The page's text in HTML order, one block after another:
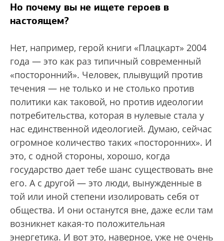
Но почему вы не ищете героев в
настоящем?
Нет, например, герой книги «Плацкарт» 2004
года — это как раз типичный современный
«посторонний». Человек, плывущий против
течения — не только и не столько против
политики как таковой, но против идеологии
потребительства, которая в нулевые стала у
нас единственной идеологией. Думаю, сейчас
огромное количество таких «посторонних». И
это, с одной стороны, хорошо, когда
государство дает тебе шанс существовать вне
его. А с другой — это люди, вынужденные в
той или иной степени изолировать себя от
общества. И они останутся вне, даже если там
возникнет какая-то положительная
энергетика. И вот это, наверное, уже не очень